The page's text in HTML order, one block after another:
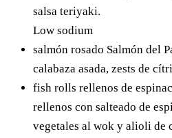
salsa teriyaki.
Low sodium
salmón rosado Salmón del
calabaza asada, zests de
fish rolls rellenos de
rellenos con salteado de
vegetales al wok y alioli de